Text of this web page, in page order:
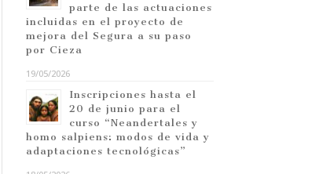
parte de las actuaciones
incluidas en el proyecto de
mejora del Segura a su paso
por Cieza
19/05/2026
Inscripciones hasta el
20 de junio para el
curso “Neandertales y
homo salpiens: modos de vida y
adaptaciones tecnológicas”